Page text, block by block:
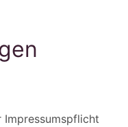
Impressumspflicht